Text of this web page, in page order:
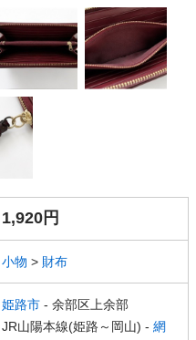
1,920円
小物 > 財布
姫路市 - 余部区上余部
JR山陽本線(姫路～岡山) - 網